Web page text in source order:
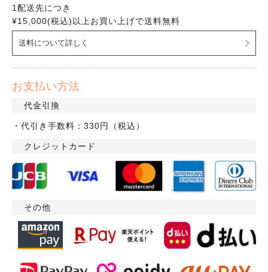
1配送先につき
¥15,000(税込)以上お買い上げで送料無料
送料について詳しく
お支払い方法
代金引換
・代引き手数料：330円（税込）
クレジットカード
その他